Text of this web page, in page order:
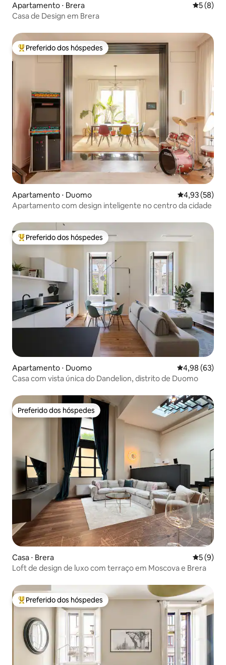
Apartamento ⋅ Brera 5 de
5 (8)
Casa de Design em Brera
Entre os melhores preferidos dos hóspedes
Preferido dos hóspedes
Apartamento ⋅ Duomo 4,93 de uma
4,93 (58)
Apartamento com design inteligente no centro da cidade
Entre os melhores preferidos dos hóspedes
Preferido dos hóspedes
Apartamento ⋅ Duomo 4,98 de uma
4,98 (63)
Casa com vista única do Dandelion, distrito de Duomo
Preferido dos hóspedes
Preferido dos hóspedes
Casa ⋅ Brera 5 de
5 (9)
Loft de design de luxo com terraço em Moscova e Brera
Entre os melhores preferidos dos hóspedes
Preferido dos hóspedes